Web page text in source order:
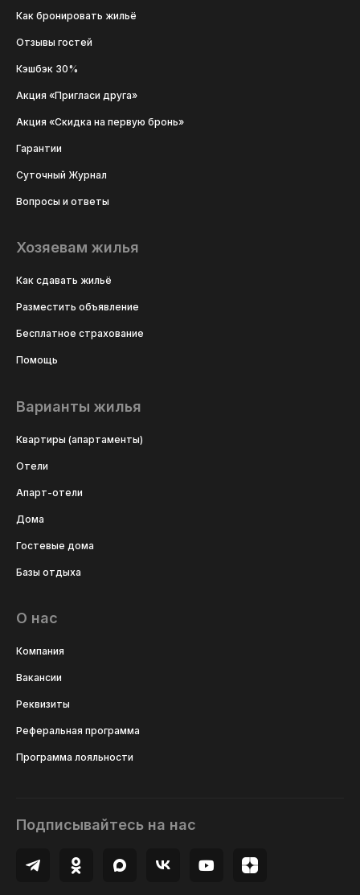
Как бронировать жильё
Отзывы гостей
Кэшбэк 30%
Акция «Пригласи друга»
Акция «Скидка на первую бронь»
Гарантии
Суточный Журнал
Вопросы и ответы
Хозяевам жилья
Как сдавать жильё
Разместить объявление
Бесплатное страхование
Помощь
Варианты жилья
Квартиры (апартаменты)
Отели
Апарт-отели
Дома
Гостевые дома
Базы отдыха
О нас
Компания
Вакансии
Реквизиты
Реферальная программа
Программа лояльности
Подписывайтесь на нас